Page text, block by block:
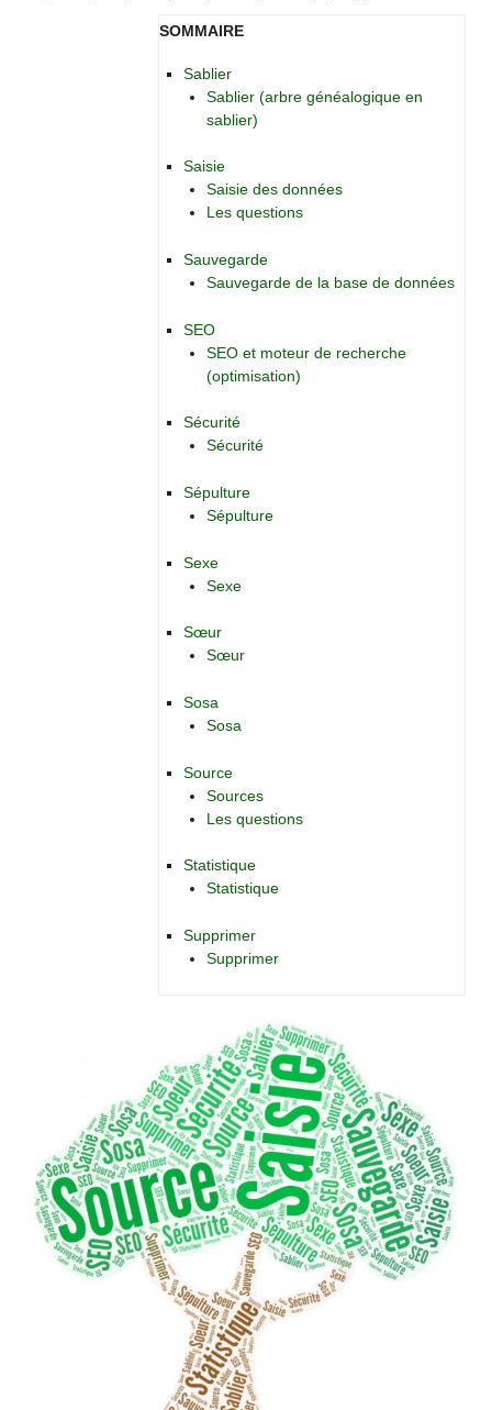
SOMMAIRE
Sablier
Sablier (arbre généalogique en
sablier)
Saisie
Saisie des données
Les questions
Sauvegarde
Sauvegarde de la base de données
SEO
SEO et moteur de recherche
(optimisation)
Sécurité
Sécurité
Sépulture
Sépulture
Sexe
Sexe
Sœur
Sœur
Sosa
Sosa
Source
Sources
Les questions
Statistique
Statistique
Supprimer
Supprimer